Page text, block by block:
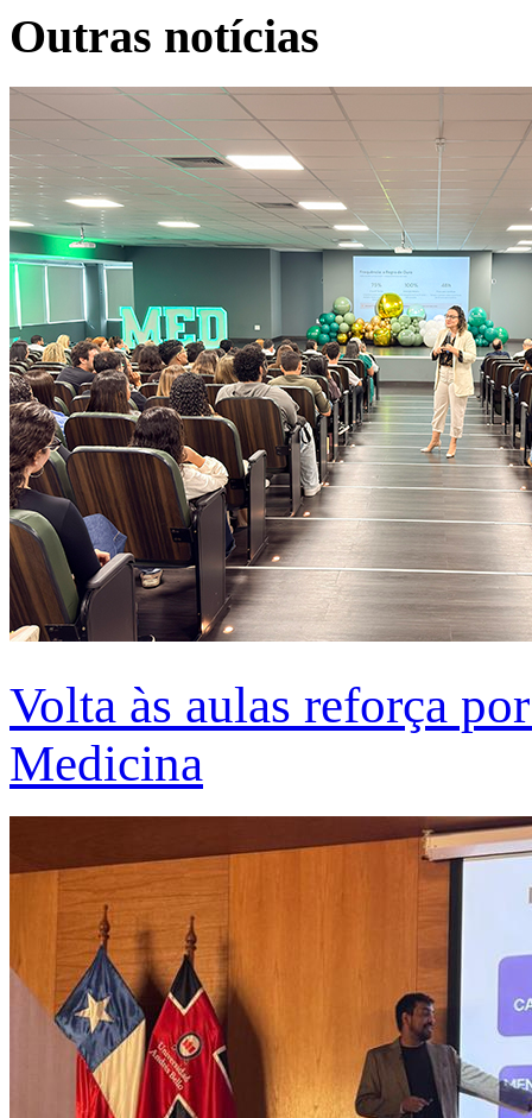
Outras notícias
Volta às aulas reforça
Medicina